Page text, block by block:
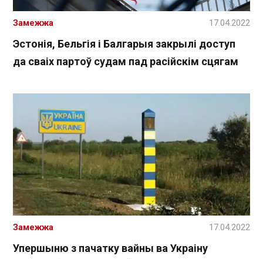
Эстонія, Бельгія і Балгарыя закрылі доступ
да сваіх партоў судам пад расійскім сцягам
Замежжа 17.04.2022
Упершыню з пачатку вайны ва Украіну
Замежжа 17.04.2022